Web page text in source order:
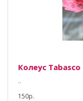
Колеус Tabasco
..
150р.